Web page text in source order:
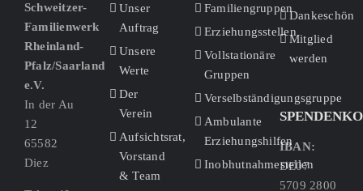
Schweitzer-
Familienwerk
Rheinland-
Pfalz/Saarland
e.V.
In der Au
12
65582
Diez
Unser
Auftrag
Unsere
Werte
Der
Verein
Aufsichtsrat,
Vorstand
& Team
Familiengruppen
Erziehungsstellen
Vollstationäre
Gruppen
Verselbständigungsgruppe
Ambulante
Erziehungshilfen
Inobhutnahmestellen
Dankeschön
Mitglied
werden
IBAN:
DE07
5709 2800